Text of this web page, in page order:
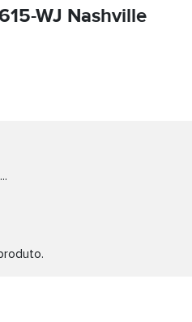
WJ Nashville